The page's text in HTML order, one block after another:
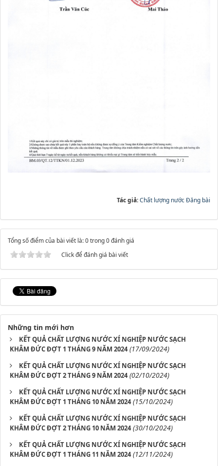
Tác giả:Chất lượng nước Đăng bài
Tổng số điểm của bài viết là: 0 trong 0 đánh giá
Click để đánh giá bài viết
Những tin mới hơn
KẾT QUẢ CHẤT LƯỢNG NƯỚC XÍ NGHIỆP NƯỚC SẠCH
KHÂM ĐỨC ĐỢT 1 THÁNG 9 NĂM 2024 (17/09/2024)
KẾT QUẢ CHẤT LƯỢNG NƯỚC XÍ NGHIỆP NƯỚC SẠCH
KHÂM ĐỨC ĐỢT 2 THÁNG 9 NĂM 2024 (02/10/2024)
KẾT QUẢ CHẤT LƯỢNG NƯỚC XÍ NGHIỆP NƯỚC SẠCH
KHÂM ĐỨC ĐỢT 1 THÁNG 10 NĂM 2024 (15/10/2024)
KẾT QUẢ CHẤT LƯỢNG NƯỚC XÍ NGHIỆP NƯỚC SẠCH
KHÂM ĐỨC ĐỢT 2 THÁNG 10 NĂM 2024 (30/10/2024)
KẾT QUẢ CHẤT LƯỢNG NƯỚC XÍ NGHIỆP NƯỚC SẠCH
KHÂM ĐỨC ĐỢT 1 THÁNG 11 NĂM 2024 (12/11/2024)